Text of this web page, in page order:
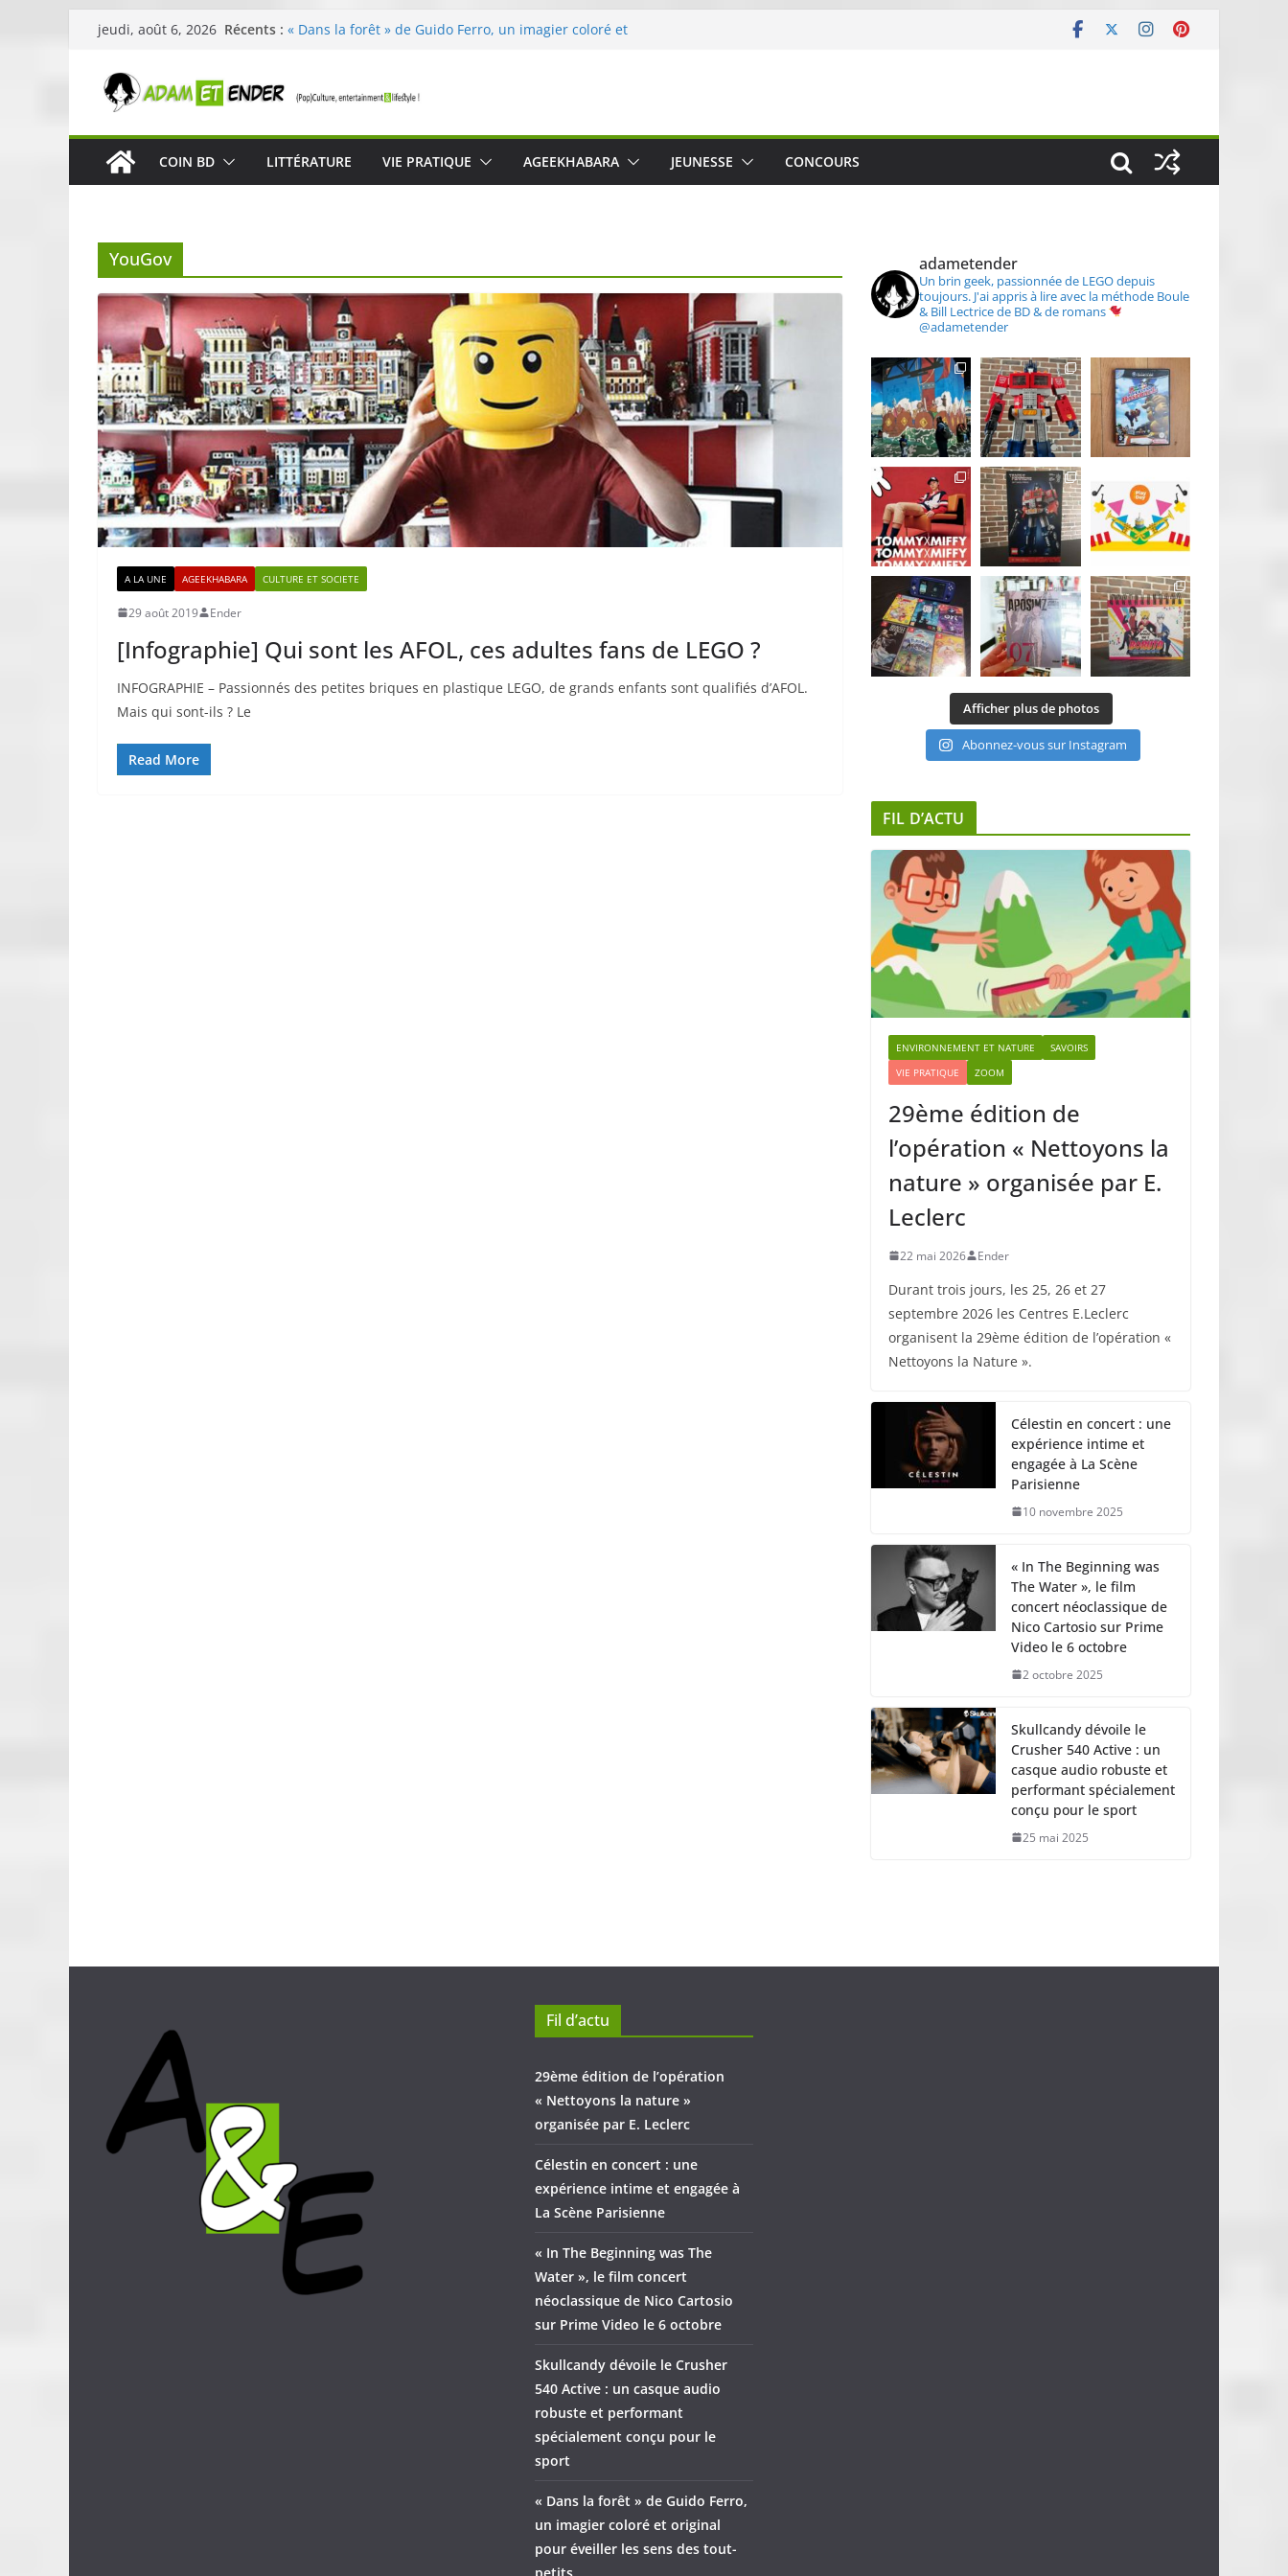
Passer
contenu
jeudi, août 6, 2026 Récents : « Dans la forêt » de Guido Ferro, un imagier coloré et
Célestin en concert : une expérience intime et engagée à
« In The Beginning was The Water », le film concert
néoclassique de Nico Cartosio sur Prime Video le 6 octobre
Skullcandy dévoile le Crusher 540 Active : un casque audio
COIN BD LITTÉRATURE VIE PRATIQUE AGEEKHABARA JEUNESSE CONCOURS
YouGov
A LA UNE AGEEKHABARA CULTURE ET SOCIETE
29 août 2019 Ender
[Infographie] Qui sont les AFOL, ces adultes fans de LEGO ?
INFOGRAPHIE – Passionnés des petites briques en plastique LEGO, de grands enfants sont qualifiés d’AFOL.
Mais qui sont-ils ? Le
Read More
adametender
Un brin geek, passionnée de LEGO depuis
toujours. J'ai appris à lire avec la méthode Boule
& Bill Lectrice de BD & de romans
@adametender
Afficher plus de photos
Abonnez-vous sur Instagram
FIL D’ACTU
ENVIRONNEMENT ET NATURE
SAVOIRS
VIE PRATIQUE
ZOOM
29ème édition de
l’opération « Nettoyons la
nature » organisée par E.
Leclerc
22 mai 2026 Ender
Durant trois jours, les 25, 26 et 27
septembre 2026 les Centres E.Leclerc
organisent la 29ème édition de l’opération «
Nettoyons la Nature ».
Célestin en concert : une
expérience intime et
engagée à La Scène
Parisienne
10 novembre 2025
« In The Beginning was
The Water », le film
concert néoclassique de
Nico Cartosio sur Prime
Video le 6 octobre
2 octobre 2025
Skullcandy dévoile le
Crusher 540 Active : un
casque audio robuste et
performant spécialement
conçu pour le sport
25 mai 2025
Fil d’actu
29ème édition de l’opération
« Nettoyons la nature »
organisée par E. Leclerc
Célestin en concert : une
expérience intime et engagée à
La Scène Parisienne
« In The Beginning was The
Water », le film concert
néoclassique de Nico Cartosio
sur Prime Video le 6 octobre
Skullcandy dévoile le Crusher
540 Active : un casque audio
robuste et performant
spécialement conçu pour le
sport
« Dans la forêt » de Guido Ferro,
un imagier coloré et original
pour éveiller les sens des tout-